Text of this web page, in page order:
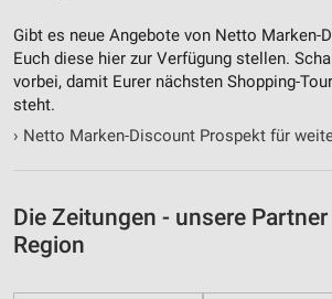
Gibt es neue Angebote von Netto Marken-
Euch diese hier zur Verfügung stellen.
vorbei, damit Eurer nächsten Shopping-
steht.
› Netto Marken-Discount Prospekt für
Die Zeitungen - unsere
Region